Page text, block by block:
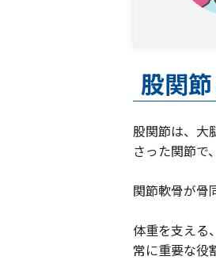
股関
股関節は、大
さった関節で
関節軟骨が骨
体重を支える
常に重要な役